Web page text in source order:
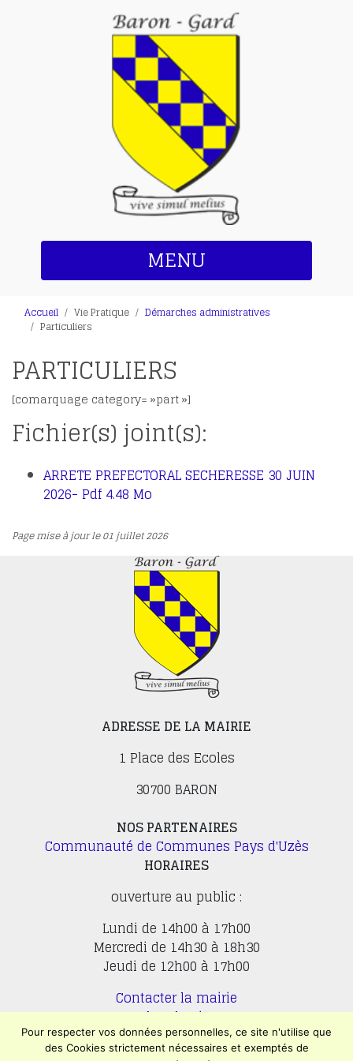
MENU
Accueil Vie Pratique
Démarches administratives
Particuliers
PARTICULIERS
[comarquage category= »part »]
Fichier(s) joint(s):
ARRETE PREFECTORAL SECHERESSE 30 JUIN
2026- Pdf 4.48 Mo
Page mise à jour le 01 juillet 2026
ADRESSE DE LA MAIRIE
1 Place des Ecoles
30700 BARON
NOS PARTENAIRES
Communauté de Communes Pays d'Uzès
HORAIRES
ouverture au public :
Lundi de 14h00 à 17h00
Mercredi de 14h30 à 18h30
Jeudi de 12h00 à 17h00
Contacter la mairie
Plan du site
Mentions légales
Confidentialité
Pour respecter vos données personnelles, ce site n'utilise que
des Cookies strictement nécessaires et exemptés de